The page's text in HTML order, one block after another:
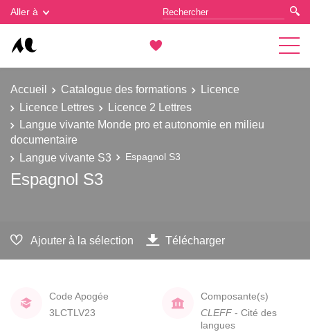
Aller à
Accueil Catalogue des formations
Licence
Licence Lettres
Licence 2 Lettres
Langue vivante Monde pro et autonomie en milieu
documentaire
Langue vivante S3
Espagnol S3
Espagnol S3
Ajouter à la sélection Télécharger
Code Apogée
3LCTLV23
Composante(s)
CLEFF - Cité des
langues
Gestion des cookies